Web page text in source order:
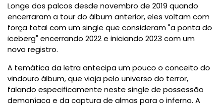
Longe dos palcos desde novembro de 2019 quando
encerraram a tour do álbum anterior, eles voltam com
força total com um single que consideram "a ponta do
iceberg" encerrando 2022 e iniciando 2023 com um
novo registro.
A temática da letra antecipa um pouco o conceito do
vindouro álbum, que viaja pelo universo do terror,
falando especificamente neste single de possessão
demoníaca e da captura de almas para o inferno. A